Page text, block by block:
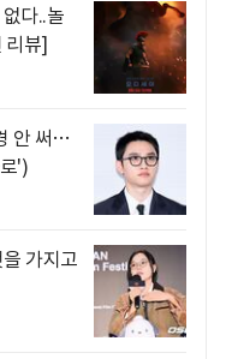
다..놀
리뷰]
안 써…
')
가지고